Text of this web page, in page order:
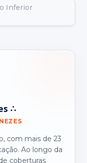
Inferior
∴
com mais de 23
Ao longo da
coberturas